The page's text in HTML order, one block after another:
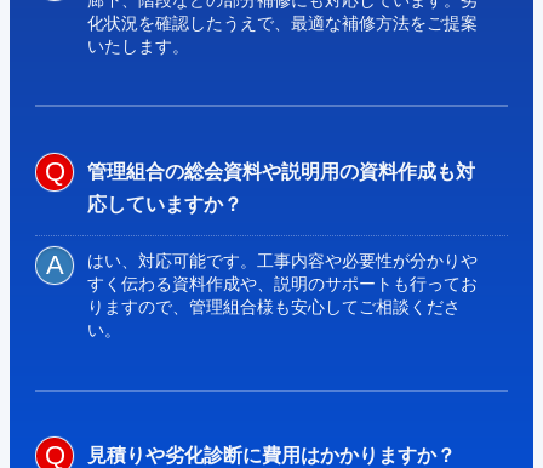
化状況を確認したうえで、最適な補修方法をご提案
いたします。
管理組合の総会資料や説明用の資料作成も対
応していますか？
はい、対応可能です。工事内容や必要性が分かりや
すく伝わる資料作成や、説明のサポートも行ってお
りますので、管理組合様も安心してご相談くださ
い。
見積りや劣化診断に費用はかかりますか？